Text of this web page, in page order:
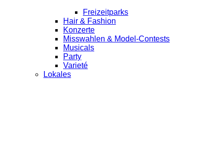
Freizeitparks
Hair & Fashion
Konzerte
Misswahlen & Model-Contests
Musicals
Party
Varieté
Lokales